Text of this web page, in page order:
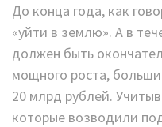
До конца года, как
«уйти в землю». А в
должен быть
мощного роста,
20 млрд рублей.
которые возводили